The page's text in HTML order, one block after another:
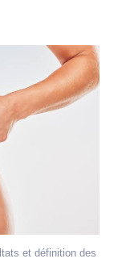
et définition des